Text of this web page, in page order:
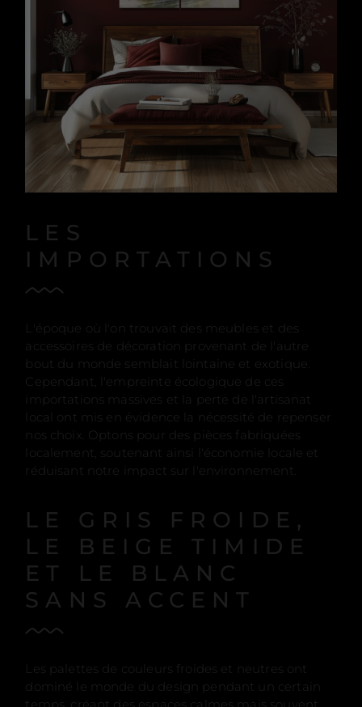
LES
IMPORTATIONS
L'époque où l'on trouvait des meubles et des
accessoires de décoration provenant de l'autre
bout du monde semblait lointaine et exotique.
Cependant, l'empreinte écologique de ces
importations massives et la perte de l'artisanat
local ont mis en évidence la nécessité de repenser
nos choix. Optons pour des pièces fabriquées
localement, soutenant ainsi l'économie locale et
réduisant notre impact sur l'environnement.
LE GRIS FROIDE,
LE BEIGE TIMIDE
ET LE BLANC
SANS ACCENT
Les palettes de couleurs froides et neutres ont
dominé le monde du design pendant un certain